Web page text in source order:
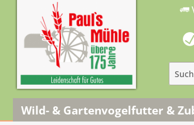
Wild- & Gartenvogelfutter &